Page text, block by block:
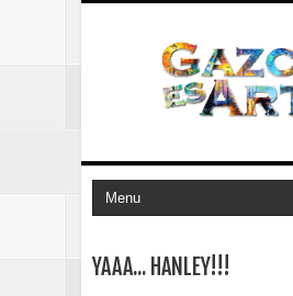
YAAA... HANLEY!!!